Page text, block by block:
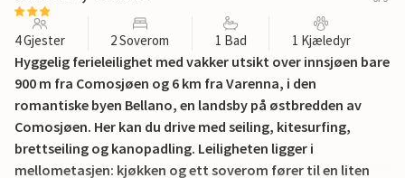
4 Gjester 2 Soverom 1 Bad 1 Kjæledyr
Hyggelig ferieleilighet med vakker utsikt over innsjøen bare
900 m fra Comosjøen og 6 km fra Varenna, i den
romantiske byen Bellano, en landsby på østbredden av
Comosjøen. Her kan du drive med seiling, kitesurfing,
brettseiling og kanopadling. Leiligheten ligger i
mellometasjen: kjøkken og ett soverom fører til en liten